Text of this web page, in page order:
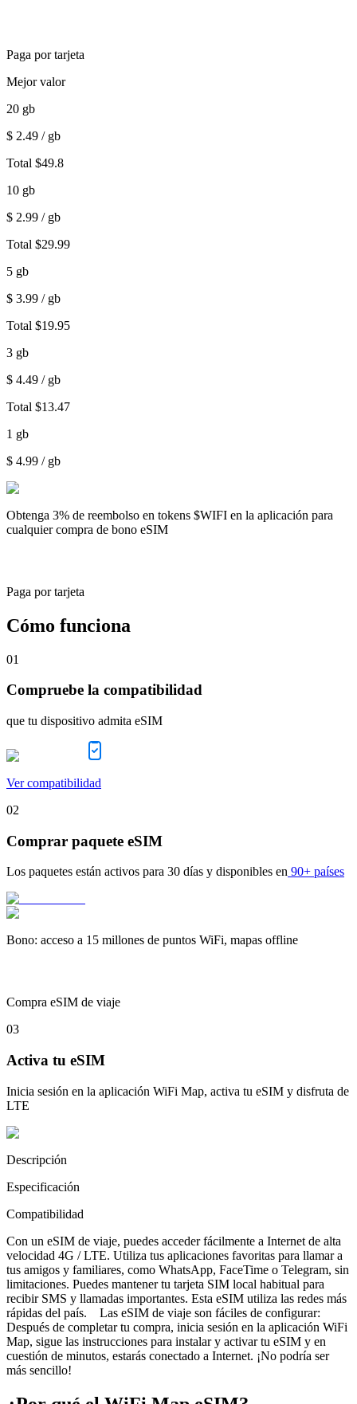
Paga por tarjeta
Mejor valor
20 gb
$ 2.49 / gb
Total $49.8
10 gb
$ 2.99 / gb
Total $29.99
5 gb
$ 3.99 / gb
Total $19.95
3 gb
$ 4.49 / gb
Total $13.47
1 gb
$ 4.99 / gb
Obtenga 3% de reembolso en tokens $WIFI en la aplicación para
cualquier compra de bono eSIM
Paga por tarjeta
Cómo funciona
01
Compruebe la compatibilidad
que tu dispositivo admita eSIM
Ver compatibilidad
02
Comprar paquete eSIM
Los paquetes están activos para 30 días y disponibles en 90+ países
Bono: acceso a 15 millones de puntos WiFi, mapas offline
Compra eSIM de viaje
03
Activa tu eSIM
Inicia sesión en la aplicación WiFi Map, activa tu eSIM y disfruta de
LTE
Descripción
Especificación
Compatibilidad
Con un eSIM de viaje, puedes acceder fácilmente a Internet de alta
velocidad 4G / LTE. Utiliza tus aplicaciones favoritas para llamar a
tus amigos y familiares, como WhatsApp, FaceTime o Telegram, sin
limitaciones. Puedes mantener tu tarjeta SIM local habitual para
recibir SMS y llamadas importantes. Esta eSIM utiliza las redes más
rápidas del país. Las eSIM de viaje son fáciles de configurar:
Después de completar tu compra, inicia sesión en la aplicación WiFi
Map, sigue las instrucciones para instalar y activar tu eSIM y en
cuestión de minutos, estarás conectado a Internet. ¡No podría ser
más sencillo!